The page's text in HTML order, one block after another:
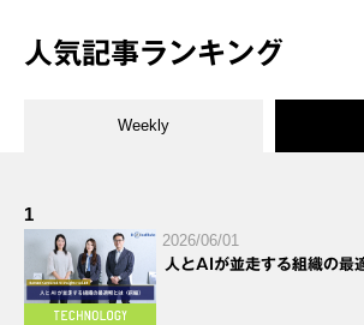
人気記事ランキング
Weekly
1
2026/06/01
人とAIが並走する組織の最